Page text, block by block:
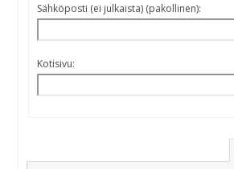
Sähköposti (ei julkaista) (pakollinen):
Kotisivu: